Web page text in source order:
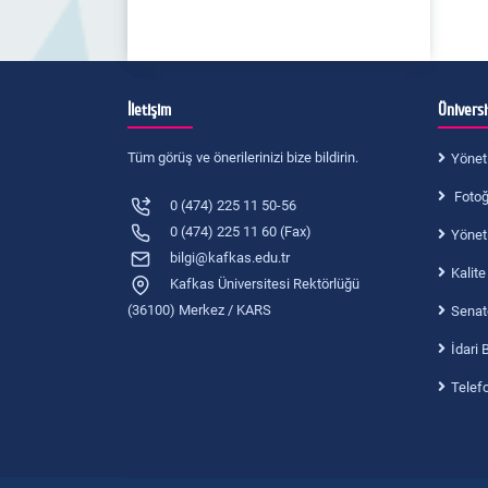
İletişim
Tüm görüş ve önerilerinizi bize bildirin.
0 (474) 225 11 50-56
0 (474) 225 11 60 (Fax)
bilgi@kafkas.edu.tr
Kafkas Üniversitesi Rektörlüğü
(36100) Merkez / KARS
İdari